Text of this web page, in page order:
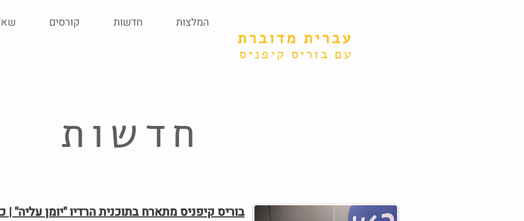
קורסים חדשות המלצות
עברית מדוברת
עם בוריס קיפניס
חדשות
בוריס קיפניס מתארח בתוכנית הרדיו "יומן עליה" |